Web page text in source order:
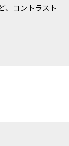
、コントラスト